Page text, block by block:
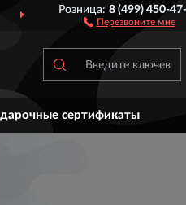
Розница:8 (499) 450-
Перезвоните мне
сертификаты